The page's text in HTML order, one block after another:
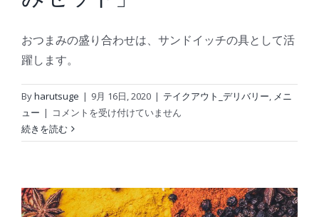
ラ
ン
は
おつまみの盛り合わせは、サンドイッチの具として活
躍します。
Byharutsuge | 9月 16日, 2020 | テイクアウト_デリバリー, メニ
ュー | テ
イ
ク
ト
の
コメントを受け付けていません
続きを読む